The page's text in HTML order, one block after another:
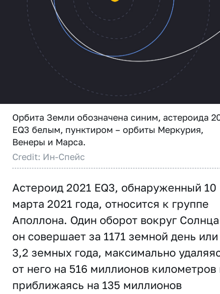
Орбита Земли обозначена синим, астероида
EQ3 белым, пунктиром – орбиты Меркурия,
Венеры и Марса.
Credit: Ин-Спейс
Астероид 2021 EQ3, обнаруженный 10
марта 2021 года, относится к группе
Аполлона. Один оборот вокруг Солнца
он совершает за 1171 земной день или
3,2 земных года, максимально
от него на 516 миллионов километров
приближаясь на 135 миллионов